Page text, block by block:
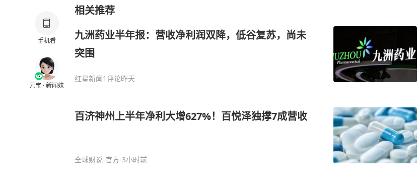
手机看
元宝 · 新闻妹
相关推荐
九洲药业半年报：营收净利润双降，低谷复苏，尚未
突围
红星新闻1评论昨天
百济神州上半年净利大增627%！百悦泽独撑7成营收
全球财说-官方-3小时前